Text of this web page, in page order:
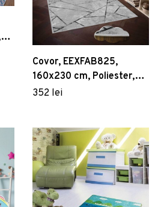
Covor, EEXFAB825,
160x230 cm, Poliester,
Multicolor
352 lei